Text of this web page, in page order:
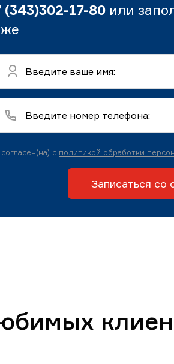
(343)302-17-80 или
с политикой обработки
Записаться со